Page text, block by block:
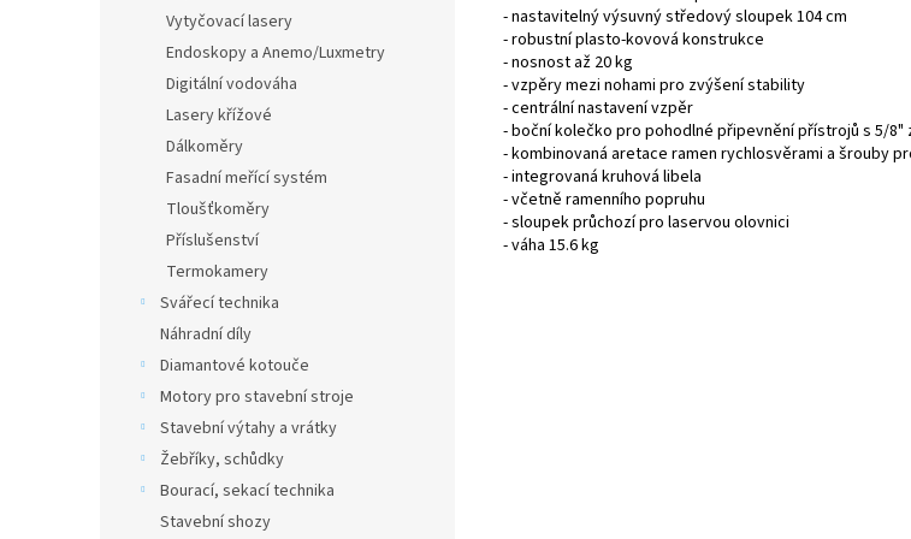
Vytyčovací lasery
Endoskopy a Anemo/Luxmetry
Digitální vodováha
Lasery křížové
Dálkoměry
Fasadní meřící systém
Tloušťkoměry
Příslušenství
Termokamery
Svářecí technika
Náhradní díly
Diamantové kotouče
Motory pro stavební stroje
Stavební výtahy a vrátky
Žebříky, schůdky
Bourací, sekací technika
Stavební shozy
- nastavitelný výsuvný středový sloupek 104 cm
- robustní plasto-kovová konstrukce
- nosnost až 20 kg
- vzpěry mezi nohami pro zvýšení stability
- centrální nastavení vzpěr
- boční kolečko pro pohodlné připevnění přístrojů s 5/8"
- kombinovaná aretace ramen rychlosvěrami a šrouby
- integrovaná kruhová libela
- včetně ramenního popruhu
- sloupek průchozí pro laservou olovnici
- váha 15.6 kg